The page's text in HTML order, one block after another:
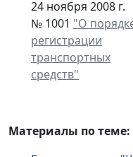
24 ноября 2008 г.
№ 1001 "О
регистрации
транспортных
средств"
Материалы по теме: